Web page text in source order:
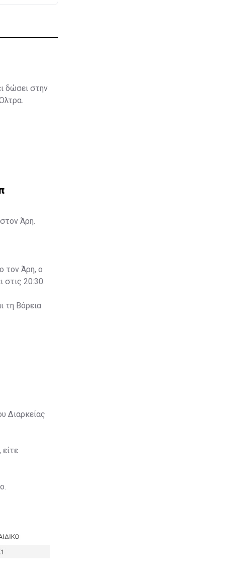
δώσει στην
Άρη.
τον Άρη, ο
στις 20:30.
τη Βόρεια
Διαρκείας
είτε